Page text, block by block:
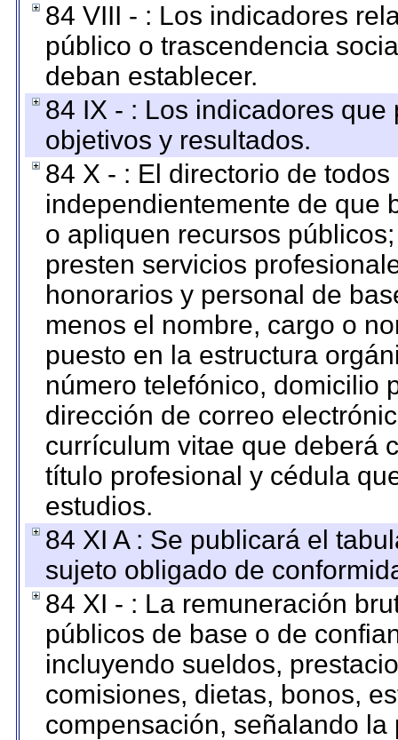
84 VIII - : Los indicadores
público o trascendencia
deban establecer.
84 IX - : Los indicadores
objetivos y resultados.
84 X - : El directorio de
independientemente de que
o apliquen recursos
presten servicios
honorarios y personal de
menos el nombre, cargo o
puesto en la estructura
número telefónico, domicilio
dirección de correo
currículum vitae que deberá
título profesional y cédula
estudios.
84 XI A : Se publicará el
sujeto obligado de
84 XI - : La remuneración
públicos de base o de
incluyendo sueldos,
comisiones, dietas, bonos,
compensación, señalando